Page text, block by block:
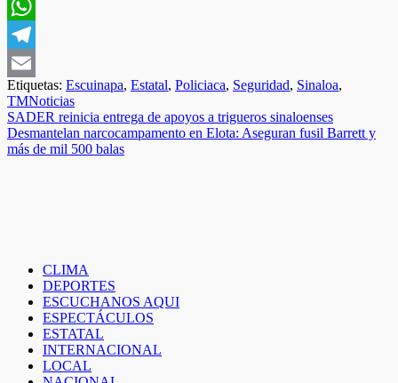
Facebook
WhatsApp
Telegram
Email
Etiquetas: Escuinapa, Estatal, Policiaca, Seguridad, Sinaloa,
TMNoticias
Navegación
de
SADER reinicia entrega de apoyos a trigueros sinaloenses
Desmantelan narcocampamento en Elota: Aseguran fusil Barrett y
más de mil 500 balas
CLIMA
DEPORTES
ESCUCHANOS AQUI
ESPECTÁCULOS
ESTATAL
INTERNACIONAL
LOCAL